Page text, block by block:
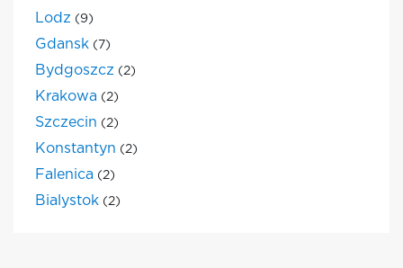
Lodz (9)
Gdansk (7)
Bydgoszcz (2)
Krakowa (2)
Szczecin (2)
Konstantyn (2)
Falenica (2)
Bialystok (2)